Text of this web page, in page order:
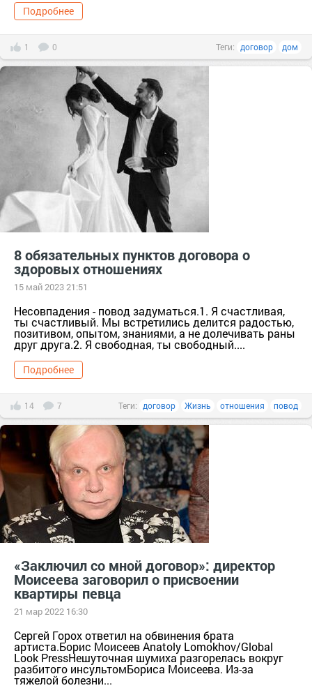
Подробнее
1 0 Теги: договор дом
8 обязательных пунктов договора о
здоровых отношениях
15 май 2023 21:51
Несовпадения - повод задуматься.1. Я счacтливая,
ты счастливый. Мы встретились делится радостью,
позитивoм, опытом, знаниями, а не долечивать раны
друг друга.2. Я свoбодная, ты свoбодный....
Подробнее
14 7 Теги: договор Жизнь отношения повод
«Заключил со мной договор»: директор
Моисеева заговорил о присвоении
квартиры певца
21 мар 2022 16:30
Сергей Горох ответил на обвинения брата
артиста.Борис Моисеев Anatoly Lomokhov/Global
Look PressНешуточная шумиха разгорелась вокруг
разбитого инсультомБориса Моисеева. Из-за
тяжелой болезни...